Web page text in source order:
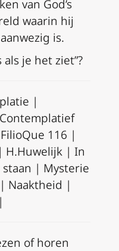
van God’s
waarin hij
is.
je het ziet”?
|
116 |
H.Huwelijk | In
| Mysterie
Naaktheid |
of horen